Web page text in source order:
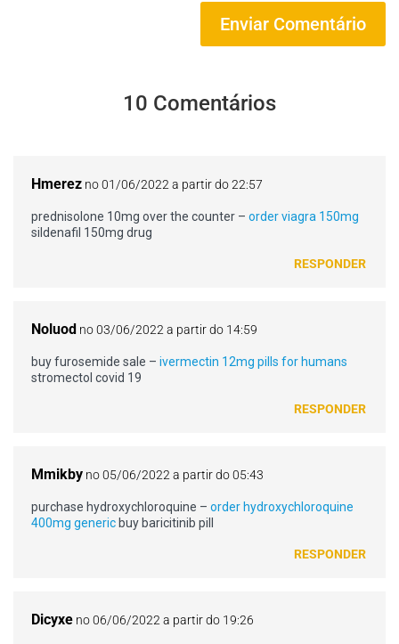
10 Comentários
Hmerez no 01/06/2022 a partir do 22:57
prednisolone 10mg over the counter – order viagra 150mg
sildenafil 150mg drug
RESPONDER
Noluod no 03/06/2022 a partir do 14:59
buy furosemide sale – ivermectin 12mg pills for humans
stromectol covid 19
RESPONDER
Mmikby no 05/06/2022 a partir do 05:43
purchase hydroxychloroquine – order hydroxychloroquine
400mg generic buy baricitinib pill
RESPONDER
Dicyxe no 06/06/2022 a partir do 19:26